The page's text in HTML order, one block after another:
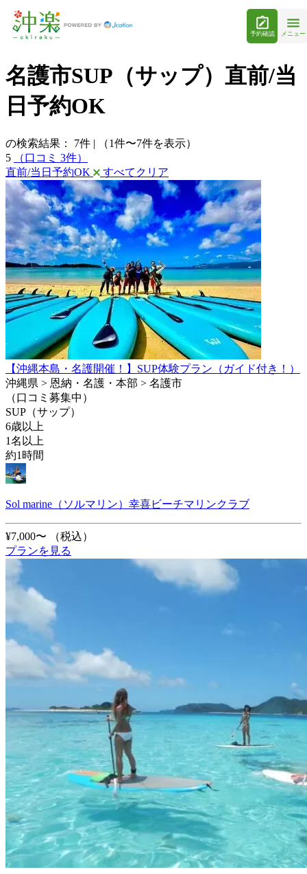
予約確認 メニュー
名護市SUP（サップ）直前/当
日予約OK
の検索結果： 7件 |
（1件〜7件を表示）
5
（口コミ 3件）
直前/当日予約OK
すべてクリア
【沖縄本島・名護開催！】SUP体験プラン（ガイド付き！）
沖縄県 > 恩納・名護・本部 > 名護市
（口コミ募集中）
SUP（サップ）
6歳以上
1名以上
約1時間
Sol marine（ソルマリン）幸喜ビーチマリンクラブ
¥7,000〜
（税込）
プランを見る